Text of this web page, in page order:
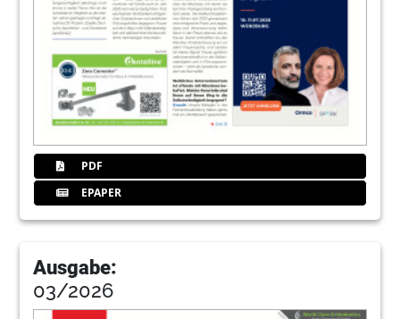
PDF
EPAPER
Ausgabe:
03/2026